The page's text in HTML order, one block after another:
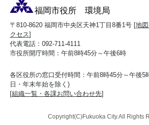
福岡市役所 環境局
〒810-8620 福岡市中央区天神1丁目8番1号 [地
クセス]
代表電話：092-711-4111
市役所開庁時間：午前8時45分～午後6時
各区役所の窓口受付時間：午前8時45分～午後5
日・年末年始を除く)
[組織一覧・各課お問い合わせ先]
Copyright(C)Fukuoka City.All Rights